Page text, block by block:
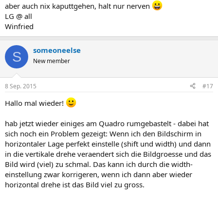
aber auch nix kaputtgehen, halt nur nerven
LG @ all
Winfried
S someoneelse
New member
8 Sep. 2015 #17
Hallo mal wieder!
hab jetzt wieder einiges am Quadro rumgebastelt - dabei hat
sich noch ein Problem gezeigt: Wenn ich den Bildschirm in
horizontaler Lage perfekt einstelle (shift und width) und dann
in die vertikale drehe veraendert sich die Bildgroesse und das
Bild wird (viel) zu schmal. Das kann ich durch die width-
einstellung zwar korrigeren, wenn ich dann aber wieder
horizontal drehe ist das Bild viel zu gross.